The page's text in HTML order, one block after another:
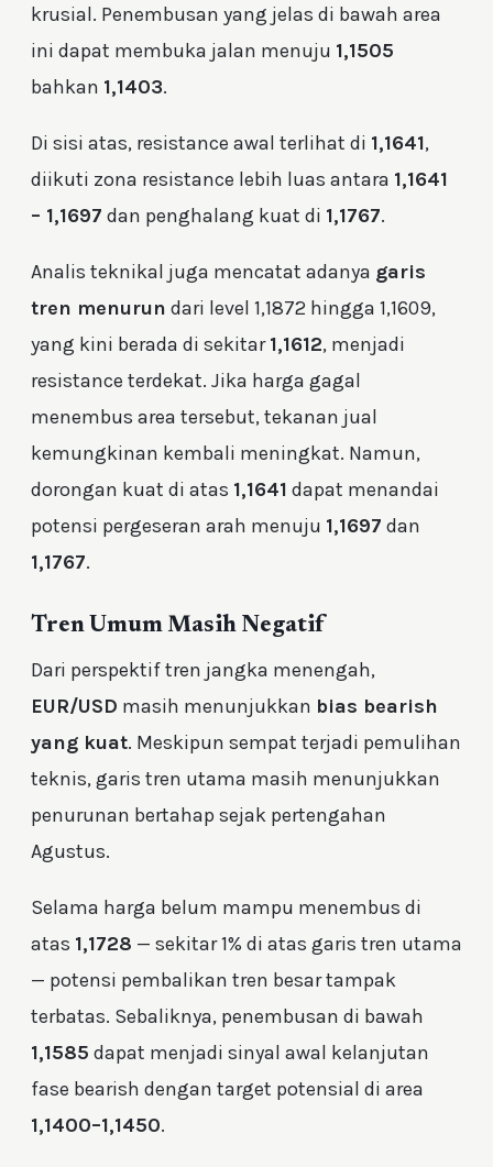
krusial. Penembusan yang jelas di bawah area
ini dapat membuka jalan menuju 1,1505
bahkan 1,1403.
Di sisi atas, resistance awal terlihat di 1,1641,
diikuti zona resistance lebih luas antara 1,1641
– 1,1697 dan penghalang kuat di 1,1767.
Analis teknikal juga mencatat adanya garis
tren menurun dari level 1,1872 hingga 1,1609,
yang kini berada di sekitar1,1612, menjadi
resistance terdekat. Jika harga gagal
menembus area tersebut, tekanan jual
kemungkinan kembali meningkat. Namun,
dorongan kuat di atas 1,1641 dapat menandai
potensi pergeseran arah menuju 1,1697 dan
1,1767.
Tren Umum Masih Negatif
Dari perspektif tren jangka menengah,
EUR/USD masih menunjukkan bias bearish
yang kuat. Meskipun sempat terjadi pemulihan
teknis, garis tren utama masih menunjukkan
penurunan bertahap sejak pertengahan
Agustus.
Selama harga belum mampu menembus di
atas 1,1728 — sekitar 1% di atas garis tren utama
— potensi pembalikan tren besar tampak
terbatas. Sebaliknya, penembusan di bawah
1,1585 dapat menjadi sinyal awal kelanjutan
fase bearish dengan target potensial di area
1,1400–1,1450.